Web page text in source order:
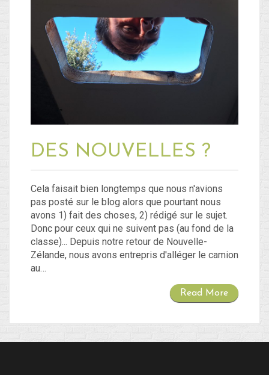
Blog
Non classé
Flux des commentaires
Site de WordPress-FR
DES NOUVELLES ?
Cela faisait bien longtemps que nous n'avions
pas posté sur le blog alors que pourtant nous
avons 1) fait des choses, 2) rédigé sur le sujet.
Donc pour ceux qui ne suivent pas (au fond de la
classe)... Depuis notre retour de Nouvelle-
Zélande, nous avons entrepris d'alléger le camion
au…
Read More